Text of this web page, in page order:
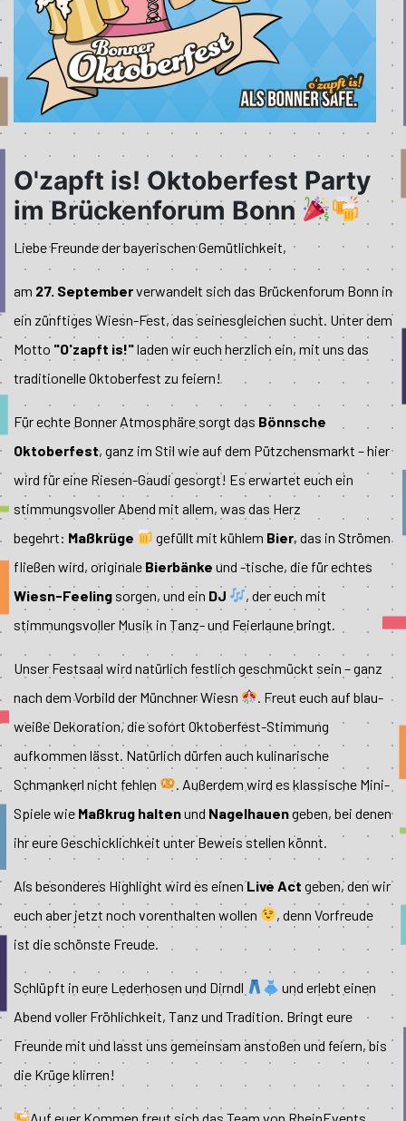
O'zapft is! Oktoberfest Party
im Brückenforum Bonn
Liebe Freunde der bayerischen Gemütlichkeit,
am 27. Septemberverwandelt sich das Brückenforum Bonn in
ein zünftiges Wiesn-Fest, das seinesgleichen sucht. Unter dem
Motto "O'zapft is!"laden wir euch herzlich ein, mit uns das
traditionelle Oktoberfest zu feiern!
Für echte Bonner Atmosphäre sorgt das Bönnsche
Oktoberfest, ganz im Stil wie auf dem Pützchensmarkt – hier
wird für eine Riesen-Gaudi gesorgt! Es erwartet euch ein
stimmungsvoller Abend mit allem, was das Herz
begehrt: Maßkrüge gefüllt mit kühlem Bier, das in Strömen
fließen wird, originale Bierbänke und -tische, die für echtes
Wiesn-Feeling sorgen, und ein DJ
, der euch mit
stimmungsvoller Musik in Tanz- und Feierlaune bringt.
Unser Festsaal wird natürlich festlich geschmückt sein – ganz
nach dem Vorbild der Münchner Wiesn
. Freut euch auf blau-
weiße Dekoration, die sofort Oktoberfest-Stimmung
aufkommen lässt. Natürlich dürfen auch kulinarische
Schmankerl nicht fehlen
. Außerdem wird es klassische Mini-
Spiele wie Maßkrug haltenund Nagelhauengeben, bei denen
ihr eure Geschicklichkeit unter Beweis stellen könnt.
Als besonderes Highlight wird es einenLive Act geben, den wir
euch aber jetzt noch vorenthalten wollen
, denn Vorfreude
ist die schönste Freude.
Schlüpft in eure Lederhosen und Dirndl
und erlebt einen
Abend voller Fröhlichkeit, Tanz und Tradition. Bringt eure
Freunde mit und lasst uns gemeinsam anstoßen und feiern, bis
die Krüge klirren!
Auf euer Kommen freut sich das Team von RheinEvents.